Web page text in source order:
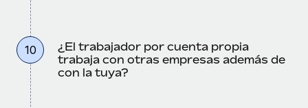
10
¿El trabajador por cuenta propia
trabaja con otras empresas además de
con la tuya?